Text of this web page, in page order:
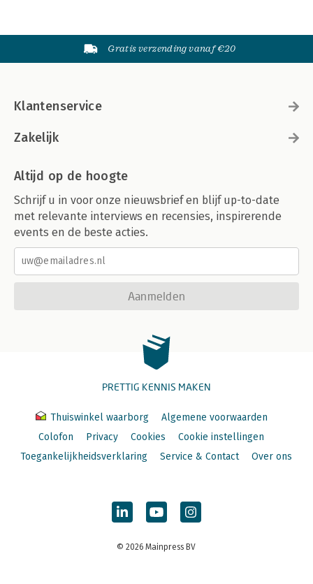
Gratis verzending vanaf €20
Klantenservice
Zakelijk
Altijd op de hoogte
Schrijf u in voor onze nieuwsbrief en blijf up-to-date
met relevante interviews en recensies, inspirerende
events en de beste acties.
Aanmelden
PRETTIG KENNIS MAKEN
Thuiswinkel waarborg
Algemene voorwaarden
Colofon
Privacy Cookies
Cookie instellingen
Toegankelijkheidsverklaring
Service & Contact Over ons
© 2026 Mainpress BV